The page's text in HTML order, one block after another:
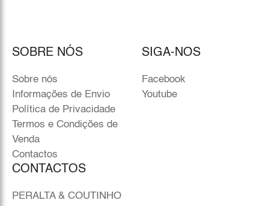
SOBRE NÓS
Sobre nós
Informações de Envio
Política de Privacidade
Termos e Condições de
Venda
Contactos
SIGA-NOS
Facebook
Youtube
CONTACTOS
PERALTA & COUTINHO